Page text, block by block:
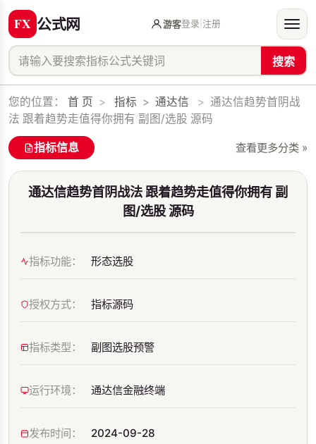
公式网
搜索
游客登录 注册
您的位置： 首 页 > 指标 > 通达信 > 通达信趋势首阴战
法 跟着趋势走值得你拥有 副图/选股 源码
指标信息 查看更多分类 »
通达信趋势首阴战法 跟着趋势走值得你拥有 副
图/选股 源码
指标功能： 形态选股
授权方式： 指标源码
指标类型： 副图选股预警
运行环境： 通达信金融终端
发布时间： 2024-09-28